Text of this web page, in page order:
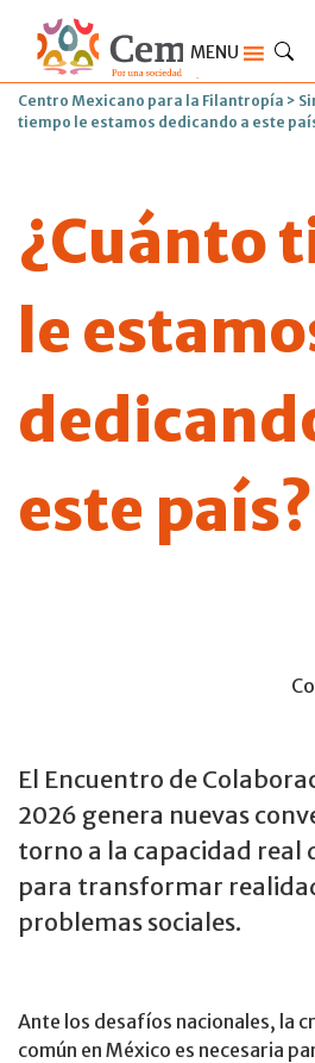
MENU
Centro Mexicano para la Filantropía >
tiempo le estamos dedicando a este
¿Cuánto
le
este país?
El Encuentro de
2026 genera nuevas
torno a la capacidad real
para transformar
problemas sociales.
Ante los desafíos nacionales, la
común en México es necesaria